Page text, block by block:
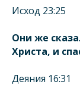
Исход 23:25
Они же
Христа, и
Деяния 16:31